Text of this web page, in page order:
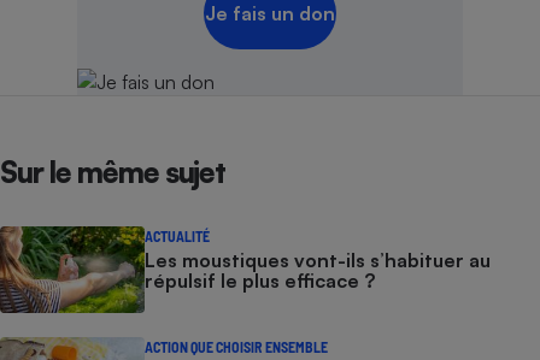
Je fais un don
Sur le même sujet
ACTUALITÉ
Les moustiques vont-ils s’habituer au
répulsif le plus efficace ?
ACTION QUE CHOISIR ENSEMBLE